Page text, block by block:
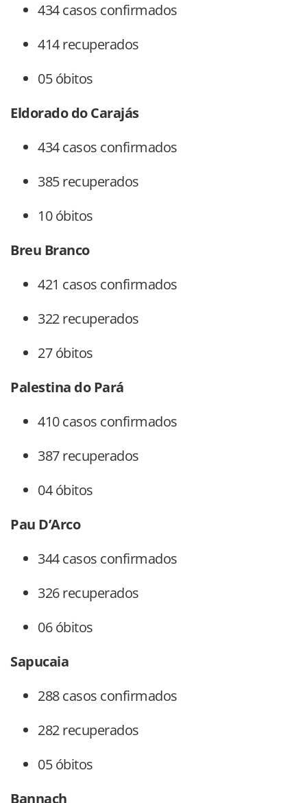
434 casos confirmados
414 recuperados
05 óbitos
Eldorado do Carajás
434 casos confirmados
385 recuperados
10 óbitos
Breu Branco
421 casos confirmados
322 recuperados
27 óbitos
Palestina do Pará
410 casos confirmados
387 recuperados
04 óbitos
Pau D’Arco
344 casos confirmados
326 recuperados
06 óbitos
Sapucaia
288 casos confirmados
282 recuperados
05 óbitos
Bannach